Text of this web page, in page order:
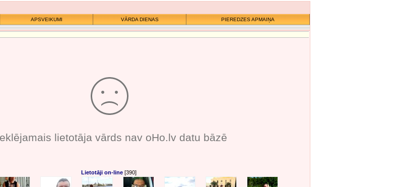
APSVEIKUMI VĀRDA DIENAS PIEREDZES APMAIŅA
lietotāja vārds nav oHo.lv datu bāzē
Lietotāji on-line[390]